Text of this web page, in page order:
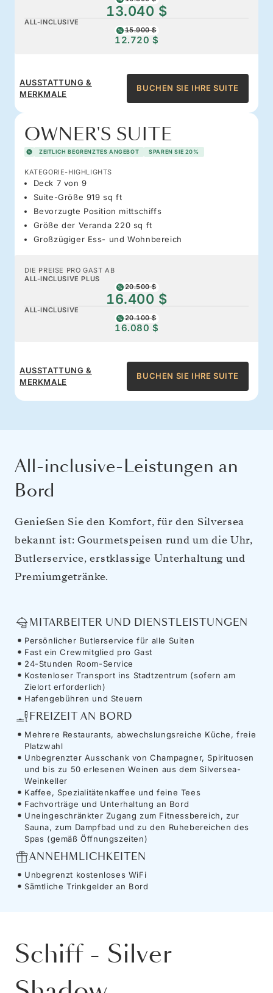
13.040 $
ALL-INCLUSIVE
15.900 $
12.720 $
AUSSTATTUNG &
MERKMALE
BUCHEN SIE IHRE SUITE
OWNER'S SUITE
ZEITLICH BEGRENZTES ANGEBOT SPAREN SIE 20%
KATEGORIE-HIGHLIGHTS
Deck 7 von 9
Suite-Größe 919 sq ft
Bevorzugte Position mittschiffs
Größe der Veranda 220 sq ft
Großzügiger Ess- und Wohnbereich
DIE PREISE PRO GAST AB
ALL-INCLUSIVE PLUS
20.500 $
16.400 $
ALL-INCLUSIVE
20.100 $
16.080 $
AUSSTATTUNG &
MERKMALE
BUCHEN SIE IHRE SUITE
All-inclusive-Leistungen an
Bord
Genießen Sie den Komfort, für den Silversea
bekannt ist: Gourmetspeisen rund um die Uhr,
Butlerservice, erstklassige Unterhaltung und
Premiumgetränke.
MITARBEITER UND DIENSTLEISTUNGEN
Persönlicher Butlerservice für alle Suiten
Fast ein Crewmitglied pro Gast
24-Stunden Room-Service
Kostenloser Transport ins Stadtzentrum (sofern am
Zielort erforderlich)
Hafengebühren und Steuern
FREIZEIT AN BORD
Mehrere Restaurants, abwechslungsreiche Küche, freie
Platzwahl
Unbegrenzter Ausschank von Champagner, Spirituosen
und bis zu 50 erlesenen Weinen aus dem Silversea-
Weinkeller
Kaffee, Spezialitätenkaffee und feine Tees
Fachvorträge und Unterhaltung an Bord
Uneingeschränkter Zugang zum Fitnessbereich, zur
Sauna, zum Dampfbad und zu den Ruhebereichen des
Spas (gemäß Öffnungszeiten)
ANNEHMLICHKEITEN
Unbegrenzt kostenloses WiFi
Sämtliche Trinkgelder an Bord
Schiff- Silver